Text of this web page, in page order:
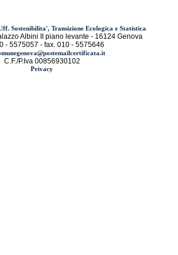
Sostenibilita', Transizione Ecologica e Statistica
Albini II piano levante - 16124 Genova
- 5575057 - fax. 010 - 5575646
C.F./P.Iva 00856930102
Privacy